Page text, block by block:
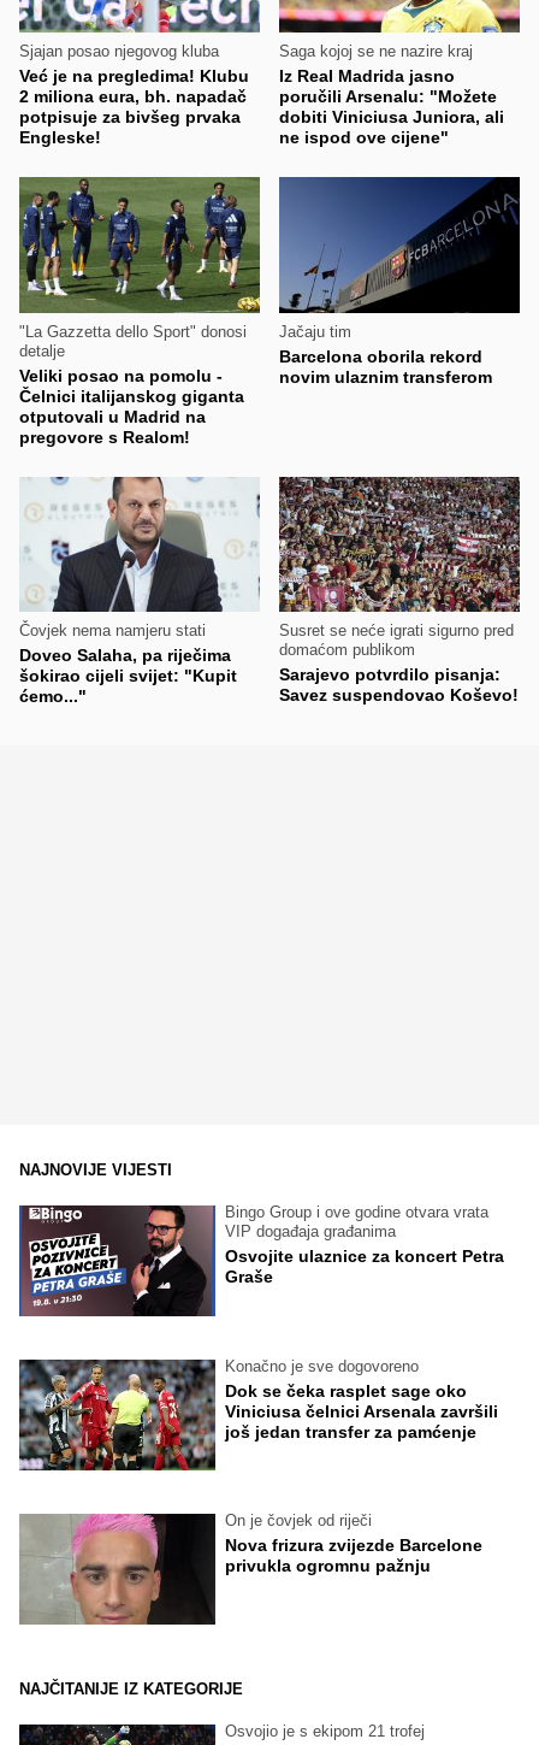
Sjajan posao njegovog kluba
Već je na pregledima! Klubu
2 miliona eura, bh. napadač
potpisuje za bivšeg prvaka
Engleske!
Saga kojoj se ne nazire kraj
Iz Real Madrida jasno
poručili Arsenalu: "Možete
dobiti Viniciusa Juniora, ali
ne ispod ove cijene"
"La Gazzetta dello Sport" donosi
detalje
Veliki posao na pomolu -
Čelnici italijanskog giganta
otputovali u Madrid na
pregovore s Realom!
Jačaju tim
Barcelona oborila rekord
novim ulaznim transferom
Čovjek nema namjeru stati
Doveo Salaha, pa riječima
šokirao cijeli svijet: "Kupit
ćemo..."
Susret se neće igrati sigurno pred
domaćom publikom
Sarajevo potvrdilo pisanja:
Savez suspendovao Koševo!
NAJNOVIJE VIJESTI
Bingo Group i ove godine otvara vrata
VIP događaja građanima
Osvojite ulaznice za koncert Petra
Graše
Konačno je sve dogovoreno
Dok se čeka rasplet sage oko
Viniciusa čelnici Arsenala završili
još jedan transfer za pamćenje
On je čovjek od riječi
Nova frizura zvijezde Barcelone
privukla ogromnu pažnju
NAJČITANIJE IZ KATEGORIJE
Osvojio je s ekipom 21 trofej